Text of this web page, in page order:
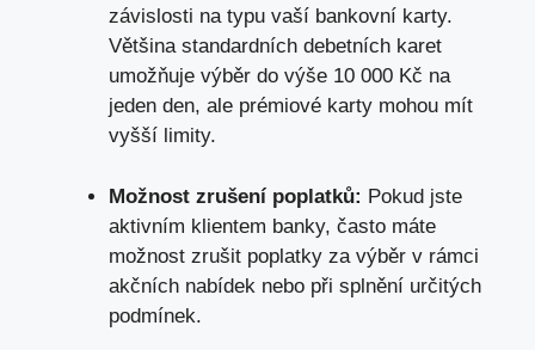
závislosti na typu vaší bankovní karty.
Většina standardních debetních karet
umožňuje výběr do výše 10 000 Kč na
jeden den, ale prémiové karty mohou mít
vyšší limity.
Možnost zrušení poplatků: Pokud jste
aktivním klientem banky, často máte
možnost zrušit poplatky za výběr v rámci
akčních nabídek nebo při splnění určitých
podmínek.